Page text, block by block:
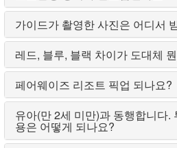
가이드가 촬영한 사진은 어디서
레드, 블루, 블랙 차이가 도대체
페어웨이즈 리조트 픽업 되나요?
유아(만 2세 미만)과 동행합니다.
용은 어떻게 되나요?